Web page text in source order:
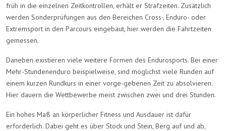
früh in die einzelnen Zeitkontrollen, erhält er Strafzeiten. Zusätzlich
werden Sonderprüfungen aus den Bereichen Cross-, Enduro- oder
Extremsport in den Parcours eingebaut, hier werden die Fahrtzeiten
gemessen.
Daneben existieren viele weitere Formen des Endurosports. Bei einer
Mehr-Stundenenduro beispielweise, sind möglichst viele Runden auf
einem kurzen Rundkurs in einer vorge-gebenen Zeit zu absolvieren.
Hier dauern die Wettbewerbe meist zwischen zwei und drei Stunden.
Ein hohes Maß an körperlicher Fitness und Ausdauer ist dafür
erforderlich. Dabei geht es über Stock und Stein, Berg auf und ab,